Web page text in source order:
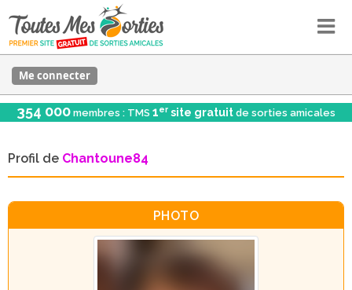
Me connecter
354 000 membres : TMS 1er site gratuit de sorties amicales
Profil de Chantoune84
PHOTO